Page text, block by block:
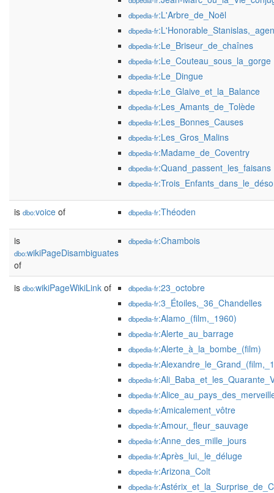
dbpedia-fr:L'Arbre_de_Noël
dbpedia-fr
dbpedia-fr:Le_Briseur_de_chaînes
dbpedia-fr:Le_Couteau_sous_la_gorge
dbpedia-fr:Le_Dingue
dbpedia-fr:Le_Glaive_et_la_Balance
dbpedia-fr:Les_Amants_de_Tolède
dbpedia-fr:Les_Bonnes_Causes
dbpedia-fr:Les_Gros_Malins
dbpedia-fr:Madame_de_Coventry
dbpedia-fr:Quand_passent_les_faisans
dbpedia-fr
is dbo:voice of dbpedia-fr:Théoden
is
dbo:wikiPageDisambiguates
of
dbpedia-fr:Chambois
is dbo:wikiPageWikiLink of dbpedia-fr:23_octobre
dbpedia-fr:3_Étoiles,_36_Chandelles
dbpedia-fr:Alamo_(film,_1960)
dbpedia-fr:Alerte_au_barrage
dbpedia-fr:Alerte_à_la_bombe_(film)
dbpedia-fr
dbpedia-fr
dbpedia-fr
dbpedia-fr:Amicalement_vôtre
dbpedia-fr:Amour,_fleur_sauvage
dbpedia-fr:Anne_des_mille_jours
dbpedia-fr:Après_lui,_le_déluge
dbpedia-fr:Arizona_Colt
dbpedia-fr